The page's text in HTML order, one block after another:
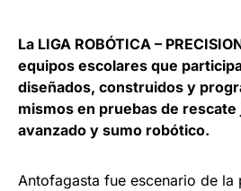
La LIGA ROBÓTICA –
equipos escolares que
diseñados, construidos y
mismos en pruebas de
avanzado y sumo robótico.
Antofagasta fue escenario de la